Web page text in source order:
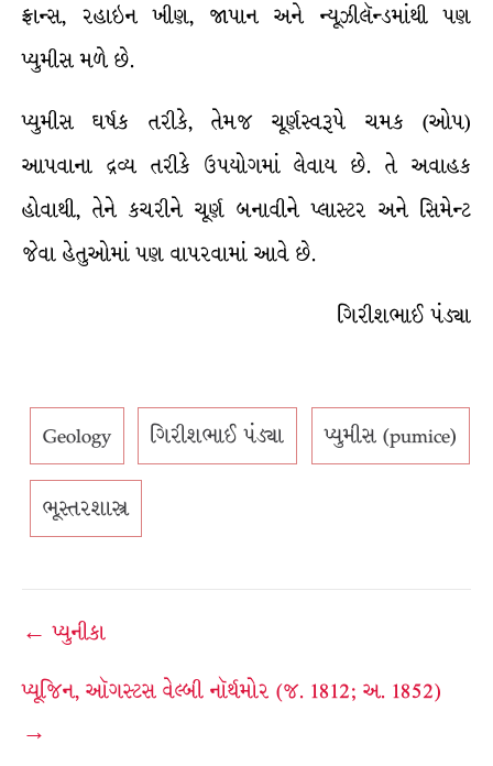
ફ્રાન્સ, રહાઇન ખીણ, જાપાન અને ન્યૂઝીલૅન્ડમાંથી પણ
પ્યુમીસ મળે છે.
પ્યુમીસ ઘર્ષક તરીકે, તેમજ ચૂર્ણસ્વરૂપે ચમક (ઓપ)
આપવાના દ્રવ્ય તરીકે ઉપયોગમાં લેવાય છે. તે અવાહક
હોવાથી, તેને કચરીને ચૂર્ણ બનાવીને પ્લાસ્ટર અને સિમેન્ટ
જેવા હેતુઓમાં પણ વાપરવામાં આવે છે.
ગિરીશભાઈ પંડ્યા
Geology ગિરીશભાઈ પંડ્યા પ્યુમીસ (pumice)
ભૂસ્તરશાસ્ત્ર
Post
navigation
← પ્યુનીકા
પ્યૂજિન, ઑગસ્ટસ વેલ્બી નૉર્થમોર (જ. 1812; અ. 1852)
→